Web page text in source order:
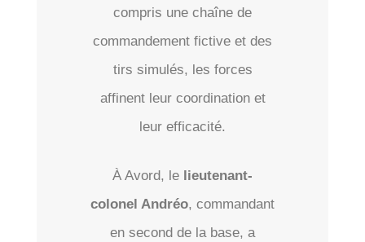
compris une chaîne de
commandement fictive et des
tirs simulés, les forces
affinent leur coordination et
leur efficacité.
À Avord, le lieutenant-
colonel Andréo, commandant
en second de la base, a